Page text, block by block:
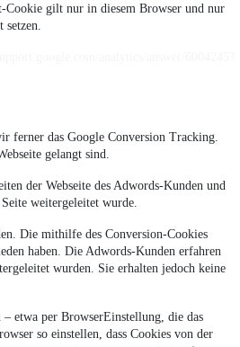
Cookie gilt nur in diesem Browser und nur
ferner das Google Conversion Tracking.
gelangt sind.
der Webseite des Adwords-Kunden und
weitergeleitet wurde.
Die mithilfe des Conversion-Cookies
haben. Die Adwords-Kunden erfahren
wurden. Sie erhalten jedoch keine
etwa per BrowserEinstellung, die das
so einstellen, dass Cookies von der